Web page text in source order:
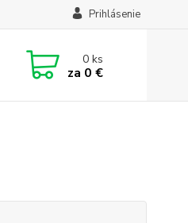
Prihlásenie
0ks
za 0 €